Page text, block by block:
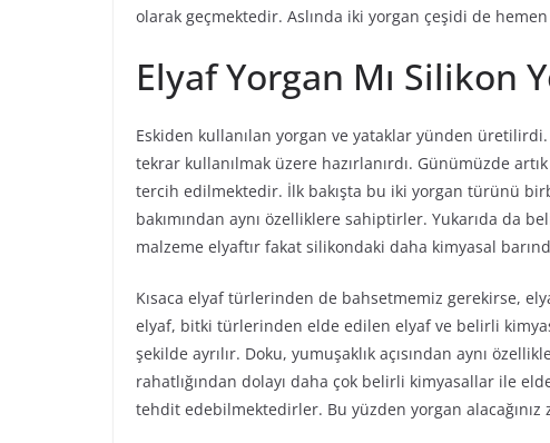
olarak geçmektedir. Aslında iki yorgan çeşidi de hemen
Elyaf Yorgan Mı Silikon
Eskiden kullanılan yorgan ve yataklar yünden üretilirdi.
tekrar kullanılmak üzere hazırlanırdı. Günümüzde
tercih edilmektedir. İlk bakışta bu iki yorgan türünü
bakımından aynı özelliklere sahiptirler. Yukarıda da
malzeme elyaftır fakat silikondaki daha kimyasal
Kısaca elyaf türlerinden de bahsetmemiz gerekirse,
elyaf, bitki türlerinden elde edilen elyaf ve belirli
şekilde ayrılır. Doku, yumuşaklık açısından aynı
rahatlığından dolayı daha çok belirli kimyasallar ile
tehdit edebilmektedirler. Bu yüzden yorgan